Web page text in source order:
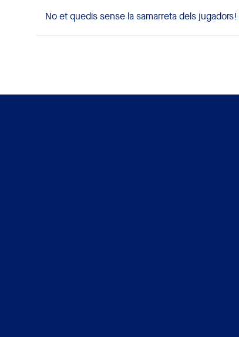
No et quedis sense la samarreta dels